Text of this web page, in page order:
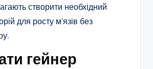
створити необхідний
для росту м’язів без
гейнер